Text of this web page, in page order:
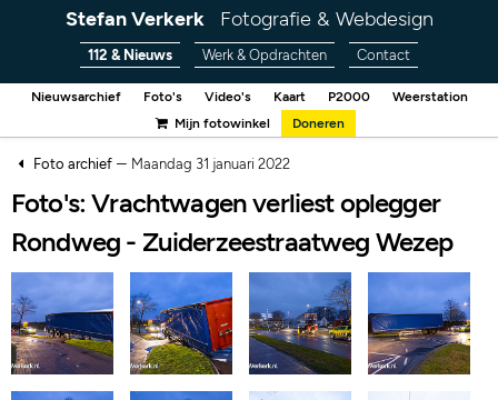
Stefan Verkerk Fotografie & Webdesign
112 & Nieuws Werk & Opdrachten Contact
Nieuwsarchief Foto's Video's Kaart P2000
Weerstation
Mijn fotowinkel
Doneren
Foto archief– Maandag 31 januari 2022
Foto's: Vrachtwagen verliest oplegger
Rondweg - Zuiderzeestraatweg Wezep